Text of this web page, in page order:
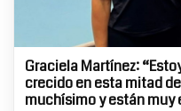
Graciela Martínez:
crecido en esta mitad
muchísimo y están muy